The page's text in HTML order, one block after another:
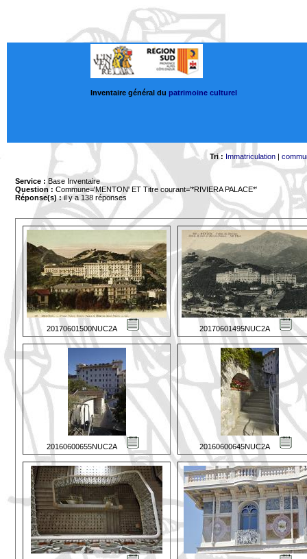
Inventaire général du patrimoine culturel
Tri : Immatriculation |
Service : Base Inventaire
Question : Commune='MENTON' ET Titre courant='*RIVIERA PALACE*'
Réponse(s) :il y a 138 réponses
20170601500NUC2A 20170601495NUC2A
20160600655NUC2A 20160600645NUC2A